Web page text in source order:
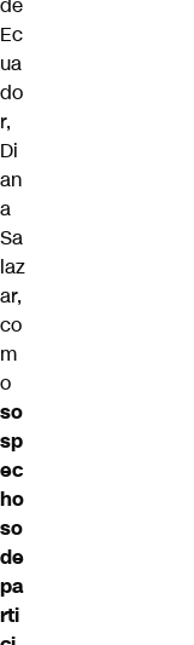
de
Ec
ua
do
r,
Di
an
a
Sa
laz
ar,
co
m
o
so
sp
ec
ho
so
de
pa
rti